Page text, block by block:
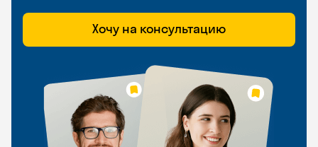
Хочу на консультацию